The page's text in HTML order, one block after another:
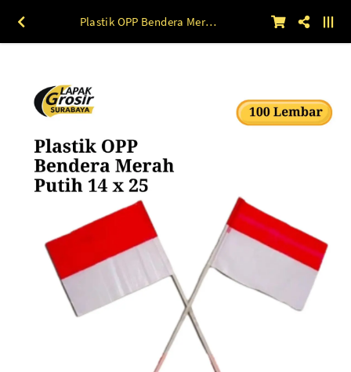
Plastik OPP Bendera Merah Putih 14 x 25 100lbr